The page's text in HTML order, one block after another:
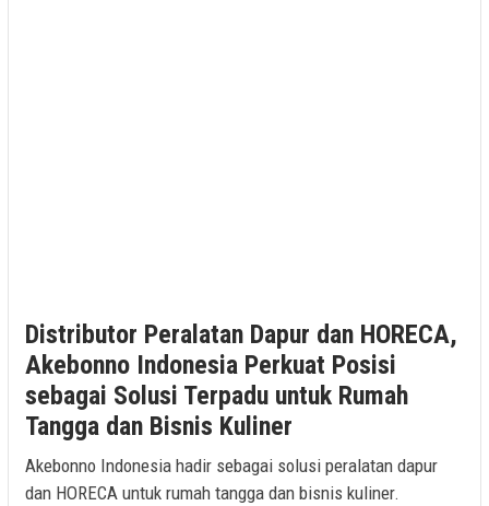
Distributor Peralatan Dapur dan HORECA,
Akebonno Indonesia Perkuat Posisi
sebagai Solusi Terpadu untuk Rumah
Tangga dan Bisnis Kuliner
Akebonno Indonesia hadir sebagai solusi peralatan dapur
dan HORECA untuk rumah tangga dan bisnis kuliner.